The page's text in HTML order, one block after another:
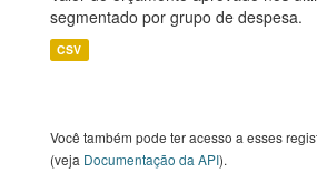
segmentado por grupo de despesa.
CSV
Você também pode ter acesso a esses
(veja Documentação da API).